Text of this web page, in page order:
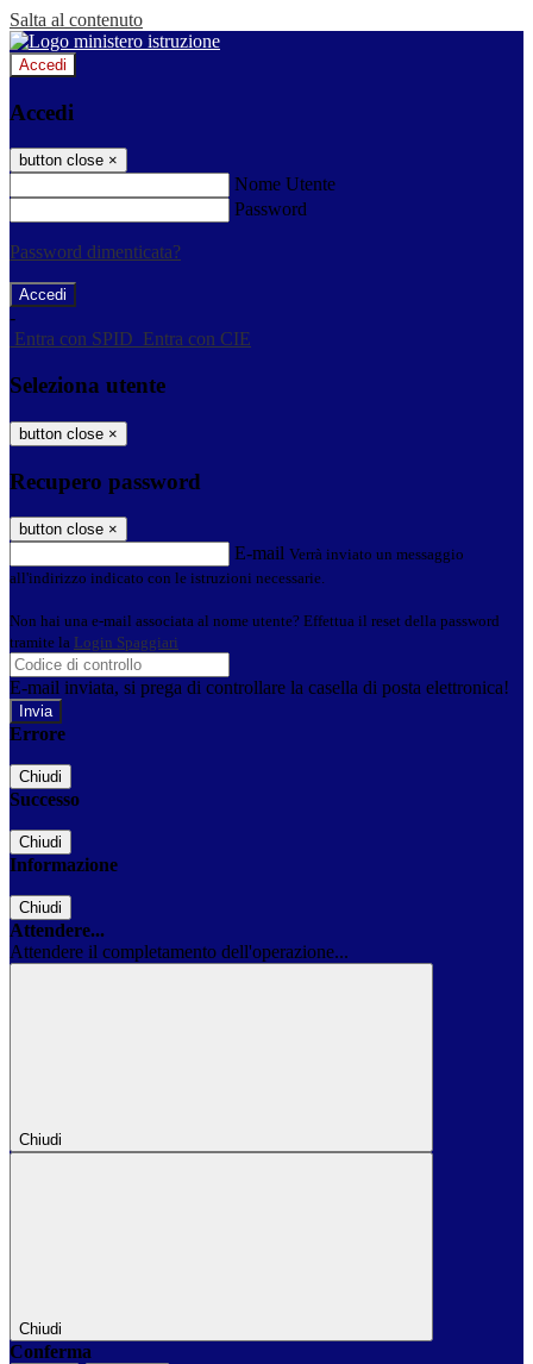
Salta al contenuto
Accedi
Accedi
button close ×
Nome Utente
Password
Password dimenticata?
-
Entra con SPID Entra con CIE
Seleziona utente
button close ×
Recupero password
button close ×
E-mail Verrà inviato un messaggio
all'indirizzo indicato con le istruzioni necessarie.
Non hai una e-mail associata al nome utente? Effettua il reset della password
tramite la Login Spaggiari
E-mail inviata, si prega di controllare la casella di posta elettronica!
Errore
Chiudi
Successo
Chiudi
Informazione
Chiudi
Attendere...
Attendere il completamento dell'operazione...
Chiudi
Chiudi
Conferma